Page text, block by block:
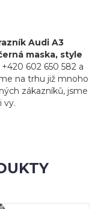
Audi A3
maska, style
602 650 582 a
na trhu již mnoho
zákazníků, jsme
vy.